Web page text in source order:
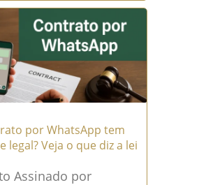
ou mesmo
pacote de...Leia
por WhatsApp tem
legal? Veja o que diz a lei
Assinado por